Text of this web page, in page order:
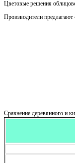
Цветовые решения
Производители предлагают
Сравнение деревянного и